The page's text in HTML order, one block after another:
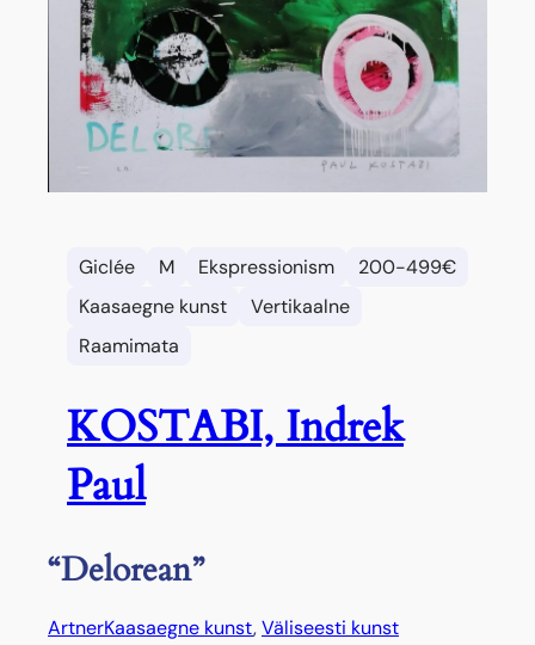
Giclée M Ekspressionism
200-499€
Kaasaegne kunst
Vertikaalne
Raamimata
KOSTABI, Indrek
Paul
“Delorean”
ArtnerKaasaegne kunst, Väliseesti kunst